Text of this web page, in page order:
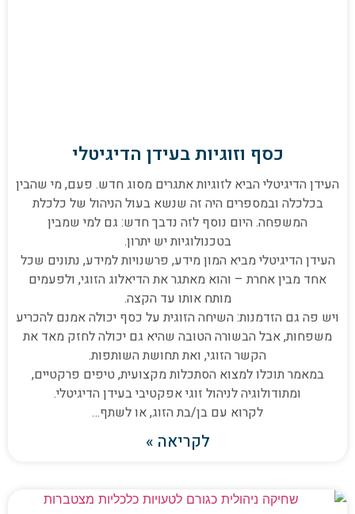
כסף וזוגיות בעידן הדיגיטלי
העידן הדיגיטלי הביא לזוגיות אתגרים מסוג חדש. פעם, מי שהבין
בכלכלה ובמספרים היה זה שנשא בעול הניהול של כלכלת
המשפחה. היום נוסף לזה נדבך חדש: גם למי שמבין
בטכנולוגיות יש יתרון.
העידן הדיגיטלי מביא המון מידע, פרשנויות למידע, נתונים שכל
אחד מבין אחרת – והוא מאתגר את הדיאלוג הזוגי, ולפעמים
מותח אותו עד הקצה.
ויש פה גם הזדמנות: השיחה הזוגית על כסף יכולה אמנם להכריע
משפחות, אבל הבשורה הטובה שהיא גם יכולה לחזק מאד את
הקשר הזוגי, ואת תחושת השותפות.
במאמר תוכלו למצוא הסתכלות מקצועית, טיפים פרקטיים,
ומתודולוגיה לניהול זוגי אפקטיבי בעידן הדיגיטלי.
לקרוא עם בן/בת הזוג, או לשתף…
לקריאה »